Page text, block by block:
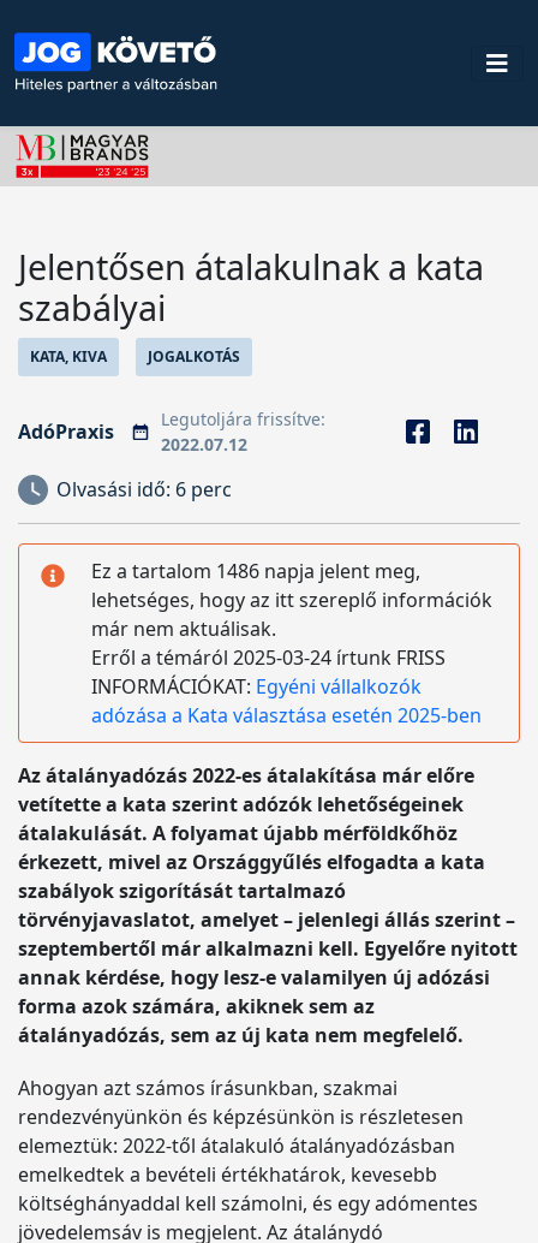
Jelentősen átalakulnak a kata
szabályai
KATA, KIVA JOGALKOTÁS
AdóPraxis
Legutoljára frissítve:
2022.07.12
Olvasási idő: 6 perc
Ez a tartalom 1486 napja jelent meg,
lehetséges, hogy az itt szereplő információk
már nem aktuálisak.
Erről a témáról 2025-03-24 írtunk FRISS
INFORMÁCIÓKAT: Egyéni vállalkozók
adózása a Kata választása esetén 2025-ben
Az átalányadózás 2022-es átalakítása már előre
vetítette a kata szerint adózók lehetőségeinek
átalakulását. A folyamat újabb mérföldkőhöz
érkezett, mivel az Országgyűlés elfogadta a kata
szabályok szigorítását tartalmazó
törvényjavaslatot, amelyet – jelenlegi állás szerint –
szeptembertől már alkalmazni kell. Egyelőre nyitott
annak kérdése, hogy lesz-e valamilyen új adózási
forma azok számára, akiknek sem az
átalányadózás, sem az új kata nem megfelelő.
Ahogyan azt számos írásunkban, szakmai
rendezvényünkön és képzésünkön is részletesen
elemeztük: 2022-től átalakuló átalányadózásban
emelkedtek a bevételi értékhatárok, kevesebb
költséghányaddal kell számolni, és egy adómentes
jövedelemsáv is megjelent. Az átalánydó